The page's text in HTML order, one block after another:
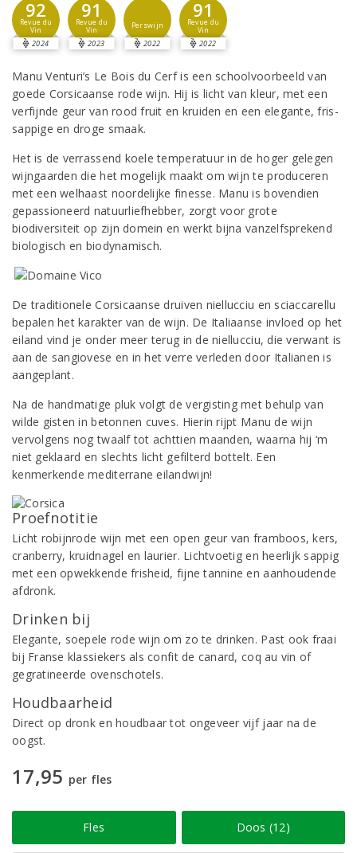
92
Revue du
Vin
2024
91
Revue du
Vin
2023
Perswijn
2022
91
Revue du
Vin
2022
Manu Venturi’s Le Bois du Cerf is een schoolvoorbeeld van
goede Corsicaanse rode wijn. Hij is licht van kleur, met een
verfijnde geur van rood fruit en kruiden en een elegante, fris-
sappige en droge smaak.
Het is de verrassend koele temperatuur in de hoger gelegen
wijngaarden die het mogelijk maakt om wijn te produceren
met een welhaast noordelijke finesse. Manu is bovendien
gepassioneerd natuurliefhebber, zorgt voor grote
biodiversiteit op zijn domein en werkt bijna vanzelfsprekend
biologisch en biodynamisch.
De traditionele Corsicaanse druiven niellucciu en sciaccarellu
bepalen het karakter van de wijn. De Italiaanse invloed op het
eiland vind je onder meer terug in de niellucciu, die verwant is
aan de sangiovese en in het verre verleden door Italianen is
aangeplant.
Na de handmatige pluk volgt de vergisting met behulp van
wilde gisten in betonnen cuves. Hierin rijpt Manu de wijn
vervolgens nog twaalf tot achttien maanden, waarna hij ‘m
niet geklaard en slechts licht gefilterd bottelt. Een
kenmerkende mediterrane eilandwijn!
Proefnotitie
Licht robijnrode wijn met een open geur van framboos, kers,
cranberry, kruidnagel en laurier. Lichtvoetig en heerlijk sappig
met een opwekkende frisheid, fijne tannine en aanhoudende
afdronk.
Drinken bij
Elegante, soepele rode wijn om zo te drinken. Past ook fraai
bij Franse klassiekers als confit de canard, coq au vin of
gegratineerde ovenschotels.
Houdbaarheid
Direct op dronk en houdbaar tot ongeveer vijf jaar na de
oogst.
17,95 per fles
Fles Doos (12)